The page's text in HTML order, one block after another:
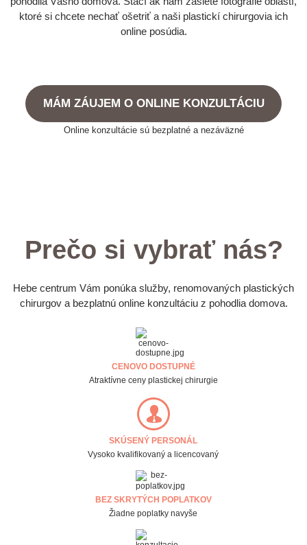
ktoré si chcete nechať ošetriť a naši plastickí chirurgovia ich
online posúdia.
MÁM ZÁUJEM O ONLINE KONZULTÁCIU
Online konzultácie sú bezplatné a nezáväzné
Prečo si vybrať nás?
Hebe centrum Vám ponúka služby, renomovaných plastických
chirurgov a bezplatnú online konzultáciu z pohodlia domova.
CENOVO DOSTUPNÉ
Atraktívne ceny plastickej chirurgie
SKÚSENÝ PERSONÁL
Vysoko kvalifikovaný a licencovaný
BEZ SKRYTÝCH POPLATKOV
Žiadne poplatky navyše